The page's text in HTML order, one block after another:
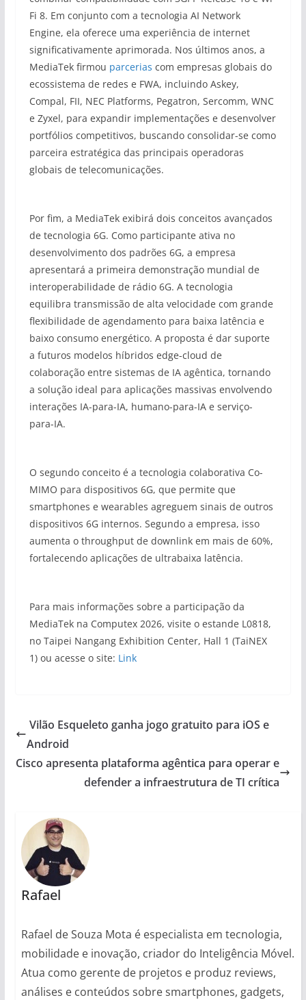
Fi 8. Em conjunto com a tecnologia AI Network
Engine, ela oferece uma experiência de internet
significativamente aprimorada. Nos últimos anos, a
MediaTek firmou parcerias com empresas globais do
ecossistema de redes e FWA, incluindo Askey,
Compal, FII, NEC Platforms, Pegatron, Sercomm, WNC
e Zyxel, para expandir implementações e desenvolver
portfólios competitivos, buscando consolidar-se como
parceira estratégica das principais operadoras
globais de telecomunicações.
Por fim, a MediaTek exibirá dois conceitos avançados
de tecnologia 6G. Como participante ativa no
desenvolvimento dos padrões 6G, a empresa
apresentará a primeira demonstração mundial de
interoperabilidade de rádio 6G. A tecnologia
equilibra transmissão de alta velocidade com grande
flexibilidade de agendamento para baixa latência e
baixo consumo energético. A proposta é dar suporte
a futuros modelos híbridos edge-cloud de
colaboração entre sistemas de IA agêntica, tornando
a solução ideal para aplicações massivas envolvendo
interações IA-para-IA, humano-para-IA e serviço-
para-IA.
O segundo conceito é a tecnologia colaborativa Co-
MIMO para dispositivos 6G, que permite que
smartphones e wearables agreguem sinais de outros
dispositivos 6G internos. Segundo a empresa, isso
aumenta o throughput de downlink em mais de 60%,
fortalecendo aplicações de ultrabaixa latência.
Para mais informações sobre a participação da
MediaTek na Computex 2026, visite o estande L0818,
no Taipei Nangang Exhibition Center, Hall 1 (TaiNEX
1) ou acesse o site: Link
Vilão Esqueleto ganha jogo gratuito para iOS e
Android
Cisco apresenta plataforma agêntica para operar e
defender a infraestrutura de TI crítica
Rafael
Rafael de Souza Mota é especialista em tecnologia,
mobilidade e inovação, criador do Inteligência Móvel.
Atua como gerente de projetos e produz reviews,
análises e conteúdos sobre smartphones, gadgets,